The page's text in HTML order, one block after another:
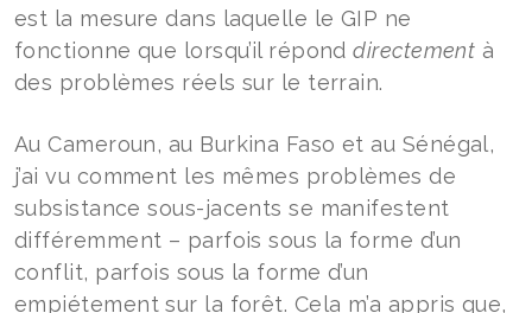
est la mesure dans laquelle le GIP ne
fonctionne que lorsqu’il réponddirectement à
des problèmes réels sur le terrain.
Au Cameroun, au Burkina Faso et au Sénégal,
j’ai vu comment les mêmes problèmes de
subsistance sous-jacents se manifestent
différemment – parfois sous la forme d’un
conflit, parfois sous la forme d’un
empiétement sur la forêt. Cela m’a appris que,